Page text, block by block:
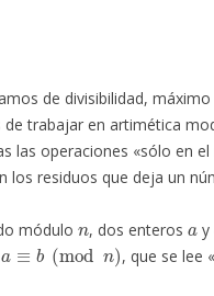
de divisibilidad,
de trabajar en artimética
las operaciones «sólo en
los residuos que deja un
módulo , dos enteros y
a≡b(modn
, que se lee «